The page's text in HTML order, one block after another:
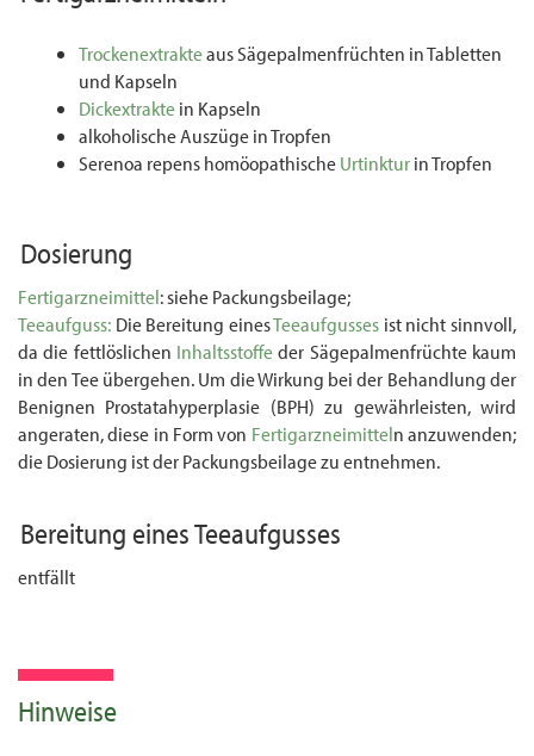
Trockenextrakteaus Sägepalmenfrüchten in Tabletten
und Kapseln
Dickextraktein Kapseln
alkoholische Auszüge in Tropfen
Serenoa repens homöopathischeUrtinkturin Tropfen
Dosierung
Fertigarzneimittel: siehe Packungsbeilage;
Teeaufguss: Die Bereitung einesTeeaufgusses ist nicht sinnvoll,
da die fettlöslichen Inhaltsstoffeder Sägepalmenfrüchte kaum
in den Tee übergehen. Um die Wirkung bei der Behandlung der
Benignen Prostatahyperplasie (BPH) zu gewährleisten, wird
angeraten, diese in Form von Fertigarzneimitteln anzuwenden;
die Dosierung ist der Packungsbeilage zu entnehmen.
Bereitung einesTeeaufgusses
entfällt
Hinweise